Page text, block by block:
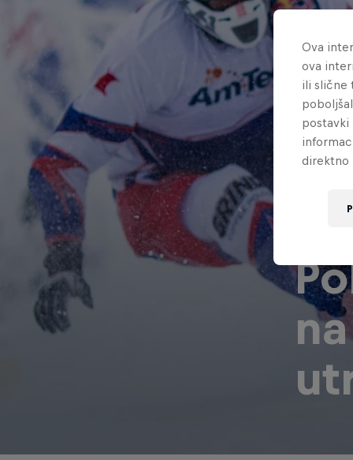
Ova
ova
ili slične
postavki
direktno